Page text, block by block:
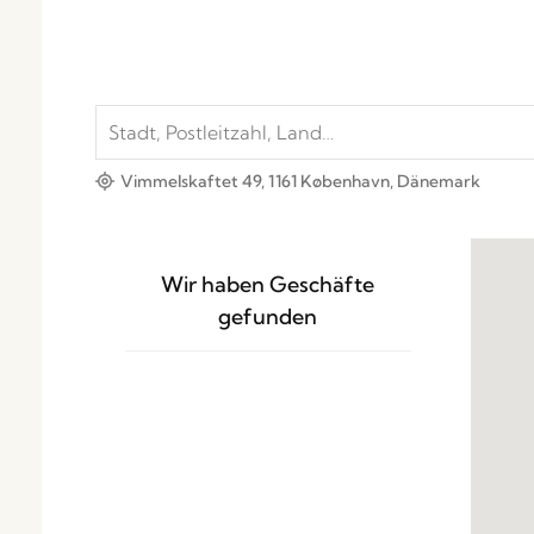
Vimmelskaftet 49, 1161 København, Dänemark
Wir habenGeschäfte
gefunden